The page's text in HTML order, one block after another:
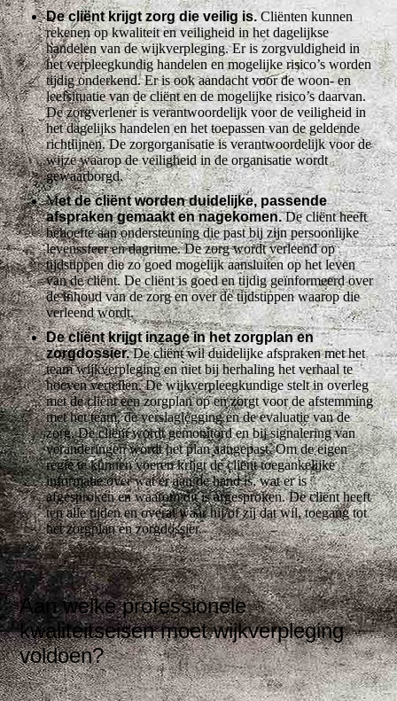
De cliënt krijgt zorg die veilig is.Cliënten kunnen
rekenen op kwaliteit en veiligheid in het dagelijkse
handelen van de wijkverpleging. Er is zorgvuldigheid in
het verpleegkundig handelen en mogelijke risico’s worden
tijdig onderkend. Er is ook aandacht voor de woon- en
leefsituatie van de cliënt en de mogelijke risico’s daarvan.
De zorgverlener is verantwoordelijk voor de veiligheid in
het dagelijks handelen en het toepassen van de geldende
richtlijnen. De zorgorganisatie is verantwoordelijk voor de
wijze waarop de veiligheid in de organisatie wordt
gewaarborgd.
Met de cliënt worden duidelijke, passende
afspraken gemaakt en nagekomen.De cliënt heeft
behoefte aan ondersteuning die past bij zijn persoonlijke
levenssfeer en dagritme. De zorg wordt verleend op
tijdstippen die zo goed mogelijk aansluiten op het leven
van de cliënt. De cliënt is goed en tijdig geïnformeerd over
de inhoud van de zorg en over de tijdstippen waarop die
verleend wordt.
De cliënt krijgt inzage in het zorgplan en
zorgdossier.De cliënt wil duidelijke afspraken met het
team wijkverpleging en niet bij herhaling het verhaal te
hoeven vertellen. De wijkverpleegkundige stelt in overleg
met de cliënt een zorgplan op en zorgt voor de afstemming
met het team, de verslaglegging en de evaluatie van de
zorg. De cliënt wordt gemonitord en bij signalering van
veranderingen wordt het plan aangepast. Om de eigen
regie te kunnen voeren krijgt de cliënt toegankelijke
informatie over wat er aan de hand is, wat er is
afgesproken en waarom dit is afgesproken. De cliënt heeft
ten alle tijden en overal waar hij/of zij dat wil, toegang tot
het zorgplan en zorgdossier.
Aan welke professionele
kwaliteitseisen moet wijkverpleging
voldoen?